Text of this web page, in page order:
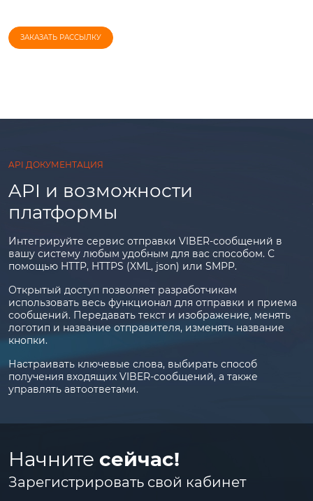
ЗАКАЗАТЬ РАССЫЛКУ
API ДОКУМЕНТАЦИЯ
API и возможности
платформы
Интегрируйте сервис отправки VIBER-сообщений в
вашу систему любым удобным для вас способом. С
помощью HTTP, HTTPS (XML, json) или SMPP.
Открытый доступ позволяет разработчикам
использовать весь функционал для отправки и приема
сообщений. Передавать текст и изображение, менять
логотип и название отправителя, изменять название
кнопки.
Настраивать ключевые слова, выбирать способ
получения входящих VIBER-сообщений, а также
управлять автоответами.
Начните сейчас!
Зарегистрировать свой кабинет